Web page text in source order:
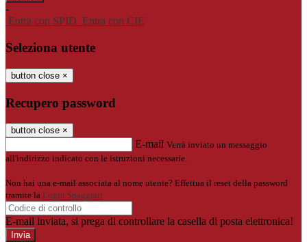
-
Entra con SPID Entra con CIE
Seleziona utente
button close ×
Recupero password
button close ×
E-mail Verrà inviato un messaggio
all'indirizzo indicato con le istruzioni necessarie.
Non hai una e-mail associata al nome utente? Effettua il reset della password
tramite la Login Spaggiari
E-mail inviata, si prega di controllare la casella di posta elettronica!